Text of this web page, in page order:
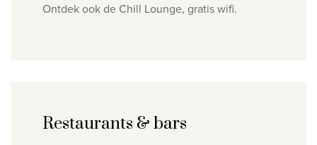
Ontdek ook de Chill Lounge, gratis wifi.
Restaurants & bars